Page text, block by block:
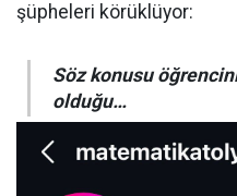
şüpheleri körüklüyor:
Söz konusu
olduğu…